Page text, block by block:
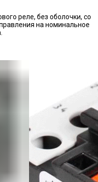
реле, без оболочки, со
на номинальное